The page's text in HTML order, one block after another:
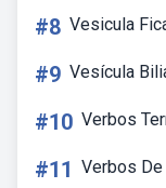
#8 Vesicula
#9 Vesícula
#10 Verbos
#11 Verbos